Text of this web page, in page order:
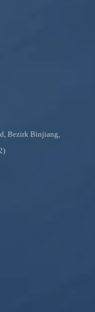
Bezirk Binjiang,